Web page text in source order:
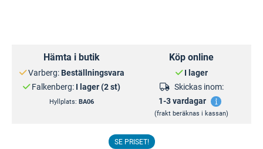
Hämta i butik
Varberg: Beställningsvara
Falkenberg: I lager (2 st)
Hyllplats: BA06
Köp online
I lager
Skickas inom:
1-3 vardagar
(frakt beräknas i kassan)
SE PRISET!